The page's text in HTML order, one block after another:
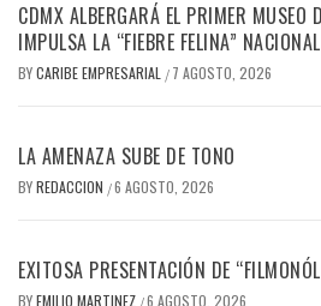
CDMX ALBERGARÁ EL PRIMER MUSEO
IMPULSA LA “FIEBRE FELINA” NACIONAL
BYCARIBE EMPRESARIAL / 7 AGOSTO, 2026
LA AMENAZA SUBE DE TONO
BYREDACCION /6 AGOSTO, 2026
EXITOSA PRESENTACIÓN DE
BYEMILIO MARTINEZ /6 AGOSTO, 2026